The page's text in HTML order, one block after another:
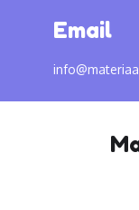
Email